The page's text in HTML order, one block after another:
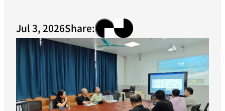
Jul 3, 2026Share: